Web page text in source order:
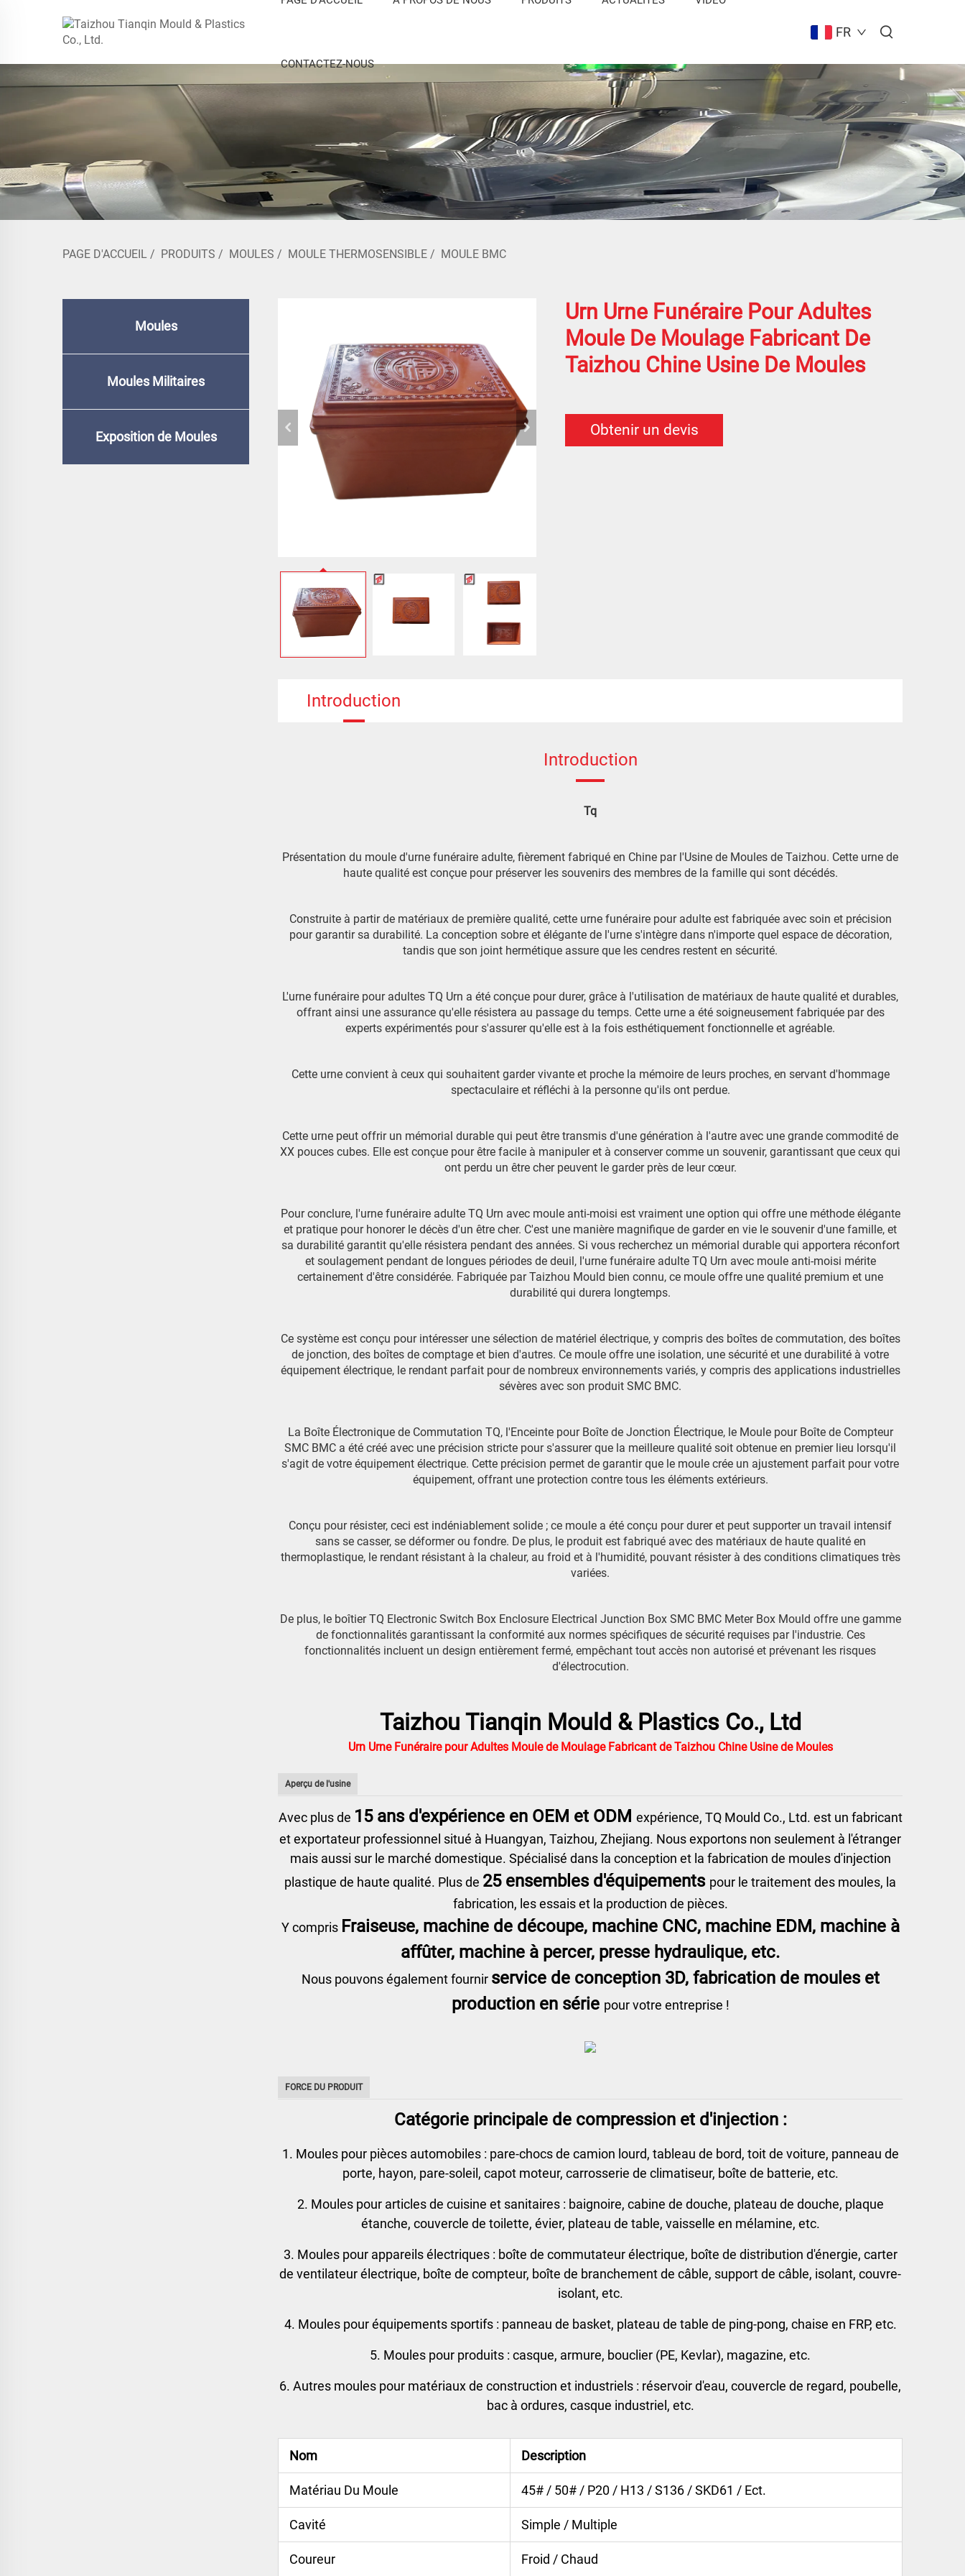
CONTACTEZ-NOUS
FR
PAGE D'ACCUEIL / PRODUITS / MOULES / MOULE THERMOSENSIBLE / MOULE BMC
Moules
Moules Militaires
Exposition de Moules
Urn Urne Funéraire Pour Adultes
Moule De Moulage Fabricant De
Taizhou Chine Usine De Moules
Obtenir un devis
Introduction
Introduction
Tq
Présentation du moule d'urne funéraire adulte, fièrement fabriqué en Chine par l'Usine de Moules de Taizhou. Cette urne de
haute qualité est conçue pour préserver les souvenirs des membres de la famille qui sont décédés.
Construite à partir de matériaux de première qualité, cette urne funéraire pour adulte est fabriquée avec soin et précision
pour garantir sa durabilité. La conception sobre et élégante de l'urne s'intègre dans n'importe quel espace de décoration,
tandis que son joint hermétique assure que les cendres restent en sécurité.
L'urne funéraire pour adultes TQ Urn a été conçue pour durer, grâce à l'utilisation de matériaux de haute qualité et durables,
offrant ainsi une assurance qu'elle résistera au passage du temps. Cette urne a été soigneusement fabriquée par des
experts expérimentés pour s'assurer qu'elle est à la fois esthétiquement fonctionnelle et agréable.
Cette urne convient à ceux qui souhaitent garder vivante et proche la mémoire de leurs proches, en servant d'hommage
spectaculaire et réfléchi à la personne qu'ils ont perdue.
Cette urne peut offrir un mémorial durable qui peut être transmis d'une génération à l'autre avec une grande commodité de
XX pouces cubes. Elle est conçue pour être facile à manipuler et à conserver comme un souvenir, garantissant que ceux qui
ont perdu un être cher peuvent le garder près de leur cœur.
Pour conclure, l'urne funéraire adulte TQ Urn avec moule anti-moisi est vraiment une option qui offre une méthode élégante
et pratique pour honorer le décès d'un être cher. C'est une manière magnifique de garder en vie le souvenir d'une famille, et
sa durabilité garantit qu'elle résistera pendant des années. Si vous recherchez un mémorial durable qui apportera réconfort
et soulagement pendant de longues périodes de deuil, l'urne funéraire adulte TQ Urn avec moule anti-moisi mérite
certainement d'être considérée. Fabriquée par Taizhou Mould bien connu, ce moule offre une qualité premium et une
durabilité qui durera longtemps.
Ce système est conçu pour intéresser une sélection de matériel électrique, y compris des boîtes de commutation, des boîtes
de jonction, des boîtes de comptage et bien d'autres. Ce moule offre une isolation, une sécurité et une durabilité à votre
équipement électrique, le rendant parfait pour de nombreux environnements variés, y compris des applications industrielles
sévères avec son produit SMC BMC.
La Boîte Électronique de Commutation TQ, l'Enceinte pour Boîte de Jonction Électrique, le Moule pour Boîte de Compteur
SMC BMC a été créé avec une précision stricte pour s'assurer que la meilleure qualité soit obtenue en premier lieu lorsqu'il
s'agit de votre équipement électrique. Cette précision permet de garantir que le moule crée un ajustement parfait pour votre
équipement, offrant une protection contre tous les éléments extérieurs.
Conçu pour résister, ceci est indéniablement solide ; ce moule a été conçu pour durer et peut supporter un travail intensif
sans se casser, se déformer ou fondre. De plus, le produit est fabriqué avec des matériaux de haute qualité en
thermoplastique, le rendant résistant à la chaleur, au froid et à l'humidité, pouvant résister à des conditions climatiques très
variées.
De plus, le boîtier TQ Electronic Switch Box Enclosure Electrical Junction Box SMC BMC Meter Box Mould offre une gamme
de fonctionnalités garantissant la conformité aux normes spécifiques de sécurité requises par l'industrie. Ces
fonctionnalités incluent un design entièrement fermé, empêchant tout accès non autorisé et prévenant les risques
d'électrocution.
Taizhou Tianqin Mould & Plastics Co., Ltd
Urn Urne Funéraire pour Adultes Moule de Moulage Fabricant de Taizhou Chine Usine de Moules
Aperçu de l'usine
Avec plus de 15 ans d'expérience en OEM et ODM expérience, TQ Mould Co., Ltd. est un fabricant
et exportateur professionnel situé à Huangyan, Taizhou, Zhejiang. Nous exportons non seulement à l'étranger
mais aussi sur le marché domestique. Spécialisé dans la conception et la fabrication de moules d'injection
plastique de haute qualité. Plus de 25 ensembles d'équipements pour le traitement des moules, la
fabrication, les essais et la production de pièces.
Y compris Fraiseuse, machine de découpe, machine CNC, machine EDM, machine à
affûter, machine à percer, presse hydraulique, etc.
Nous pouvons également fournir service de conception 3D, fabrication de moules et
production en série pour votre entreprise !
FORCE DU PRODUIT
Catégorie principale de compression et d'injection :
1. Moules pour pièces automobiles : pare-chocs de camion lourd, tableau de bord, toit de voiture, panneau de
porte, hayon, pare-soleil, capot moteur, carrosserie de climatiseur, boîte de batterie, etc.
2. Moules pour articles de cuisine et sanitaires : baignoire, cabine de douche, plateau de douche, plaque
étanche, couvercle de toilette, évier, plateau de table, vaisselle en mélamine, etc.
3. Moules pour appareils électriques : boîte de commutateur électrique, boîte de distribution d'énergie, carter
de ventilateur électrique, boîte de compteur, boîte de branchement de câble, support de câble, isolant, couvre-
isolant, etc.
4. Moules pour équipements sportifs : panneau de basket, plateau de table de ping-pong, chaise en FRP, etc.
5. Moules pour produits : casque, armure, bouclier (PE, Kevlar), magazine, etc.
6. Autres moules pour matériaux de construction et industriels : réservoir d'eau, couvercle de regard, poubelle,
bac à ordures, casque industriel, etc.
Nom Description
Matériau Du Moule 45# / 50# / P20 / H13 / S136 / SKD61 / Ect.
Cavité Simple / Multiple
Coureur Froid / Chaud